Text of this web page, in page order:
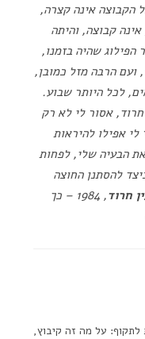
הקבוצה אינה קצרה,
קבוצה, והיתה
שהיה בזמנו,
ועם הרבה מזל כמובן,
לכל היותר שבוע.
חרוד, אסור לי לא רק
אפילו להיראות
הבעיה שלי, לפחות
להסתנן החוצה
חרוד
, 1984 – כך
לתקוף: על מה זה קיבוץ,